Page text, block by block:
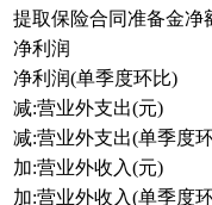
提取保险合同准备金净
净利润
净利润(单季度环比)
减:营业外支出(元)
减:营业外支出(单季度
加:营业外收入(元)
加:营业外收入(单季度